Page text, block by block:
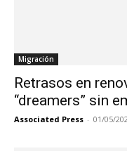
Migración
Retrasos en
“dreamers” sin
Associated Press - 01/05/